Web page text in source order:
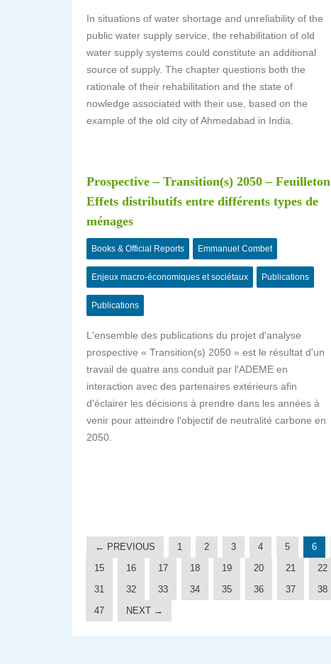
In situations of water shortage and unreliability of the
public water supply service, the rehabilitation of old
water supply systems could constitute an additional
source of supply. The chapter questions both the
rationale of their rehabilitation and the state of
nowledge associated with their use, based on the
example of the old city of Ahmedabad in India.
Prospective – Transition(s) 2050 – Feuilleton
Effets distributifs entre différents types de
ménages
Books & Official Reports Emmanuel Combet
Enjeux macro-économiques et sociétaux Publications
Publications
L'ensemble des publications du projet d'analyse
prospective « Transition(s) 2050 » est le résultat d'un
travail de quatre ans conduit par l'ADEME en
interaction avec des partenaires extérieurs afin
d'éclairer les décisions à prendre dans les années à
venir pour atteindre l'objectif de neutralité carbone en
2050.
← PREVIOUS 1 2 3 4 5 6
15
16 17 18 19 20 21 22
31
32 33 34 35 36 37 38
47
NEXT →